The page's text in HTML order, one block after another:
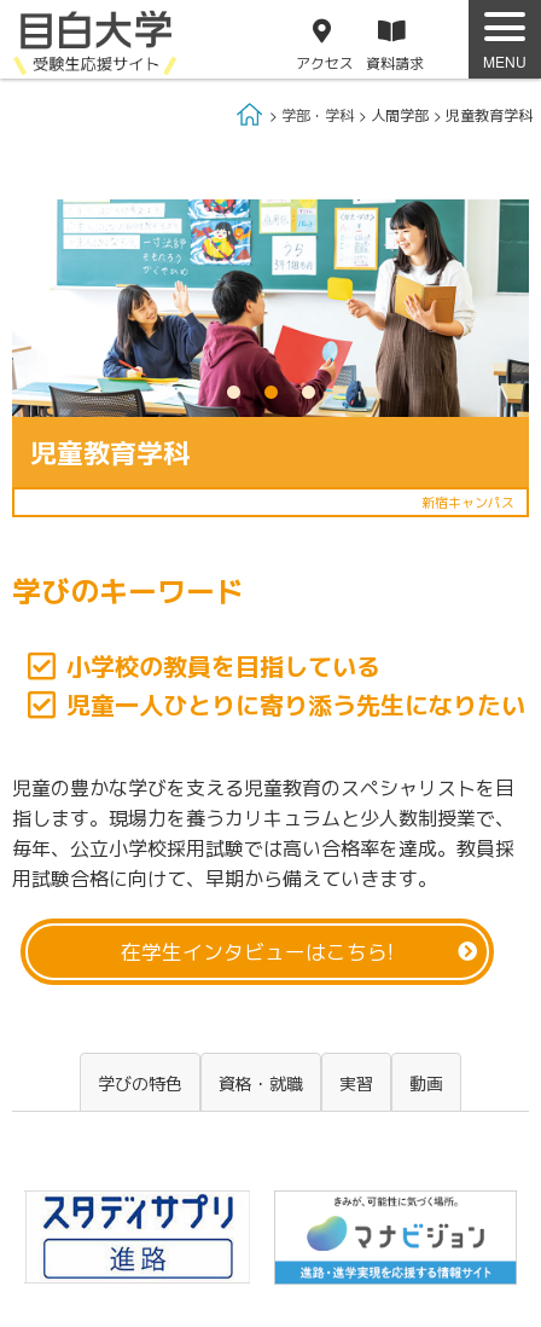
アクセス 資料請求
Home
学部・学科 人間学部 児童教育学科
児童教育学科
新宿キャンパス
学びのキーワード
小学校の教員を目指している
児童一人ひとりに寄り添う先生になりたい
児童の豊かな学びを支える児童教育のスペシャリストを目
指します。現場力を養うカリキュラムと少人数制授業で、
毎年、公立小学校採用試験では高い合格率を達成。教員採
用試験合格に向けて、早期から備えていきます。
在学生インタビューはこちら!
学びの特色 資格・就職 実習 動画